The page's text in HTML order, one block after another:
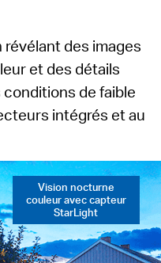
des images
et des détails
de faible
intégrés et au
Vision nocturne
couleur avec capteur
StarLight